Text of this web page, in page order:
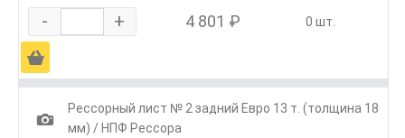
- + 4 801 ₽ 0 шт.
Ä
1
Рессорный лист № 2 задний Евро 13 т. (толщина 18
мм) / НПФ Рессора